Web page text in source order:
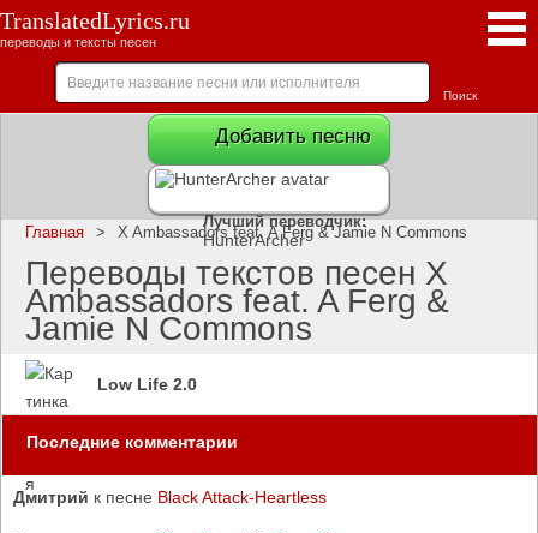
TranslatedLyrics.ru
переводы и тексты песен
Добавить песню
Лучший переводчик:
HunterArcher
Главная > X Ambassadors feat. A Ferg & Jamie N Commons
Переводы текстов песен X
Ambassadors feat. A Ferg &
Jamie N Commons
Low Life 2.0
Последние комментарии
Дмитрий к песне Black Attack-Heartless